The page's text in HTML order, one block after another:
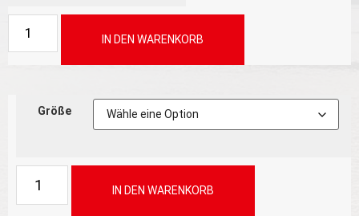
IN DEN WARENKORB
Größe
IN DEN WARENKORB